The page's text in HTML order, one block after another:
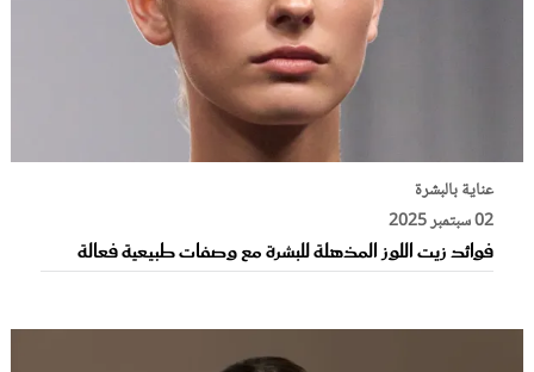
عناية بالبشرة
02 سبتمبر 2025
فوائد زيت اللوز المذهلة للبشرة مع وصفات طبيعية فعالة